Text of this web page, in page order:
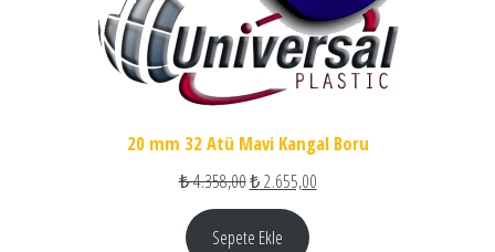
20 mm 32 Atü Mavi Kangal Boru
₺4.358,00Orijinal fiyat: ₺ 4.358,00.
₺2.655,00Şu andaki fiyat: ₺ 2.655,00.
Sepete Ekle